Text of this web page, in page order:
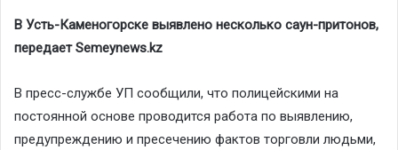
В Усть-Каменогорске выявлено несколько саун-притонов,
передает Semeynews.kz
В пресс-службе УП сообщили, что полицейскими на
постоянной основе проводится работа по выявлению,
предупреждению и пресечению фактов торговли людьми,